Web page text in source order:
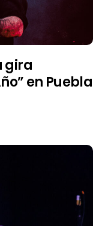
gira
en Puebla